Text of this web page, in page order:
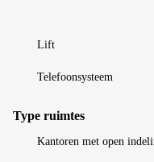
Lift
Telefoonsysteem
Type ruimtes
Kantoren met open